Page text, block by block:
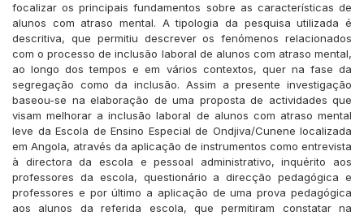
focalizar os principais fundamentos sobre as características de
alunos com atraso mental. A tipologia da pesquisa utilizada é
descritiva, que permitiu descrever os fenómenos relacionados
com o processo de inclusão laboral de alunos com atraso mental,
ao longo dos tempos e em vários contextos, quer na fase da
segregação como da inclusão. Assim a presente investigação
baseou-se na elaboração de uma proposta de actividades que
visam melhorar a inclusão laboral de alunos com atraso mental
leve da Escola de Ensino Especial de Ondjiva/Cunene localizada
em Angola, através da aplicação de instrumentos como entrevista
à directora da escola e pessoal administrativo, inquérito aos
professores da escola, questionário a direcção pedagógica e
professores e por último a aplicação de uma prova pedagógica
aos alunos da referida escola, que permitiram constatar na